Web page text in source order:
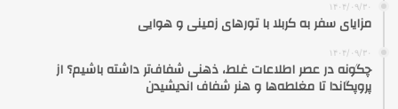
۱۴۰۴/۰۹/۳۰
مزایای سفر به کربلا با تورهای زمینی و هوایی
۱۴۰۴/۰۹/۳۰
چگونه در عصر اطلاعات غلط، ذهنی شفاف‌تر داشته باشیم؟ از
پروپگاندا تا مغلطه‌ها و هنر شفاف اندیشیدن